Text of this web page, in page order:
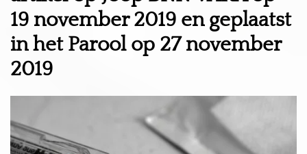
19 november 2019 en geplaatst
in het Parool op 27 november
2019